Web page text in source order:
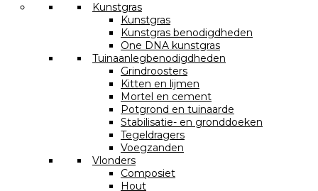
Kunstgras
Kunstgras
Kunstgras benodigdheden
One DNA kunstgras
Tuinaanlegbenodigdheden
Grindroosters
Kitten en lijmen
Mortel en cement
Potgrond en tuinaarde
Stabilisatie- en gronddoeken
Tegeldragers
Voegzanden
Vlonders
Composiet
Hout